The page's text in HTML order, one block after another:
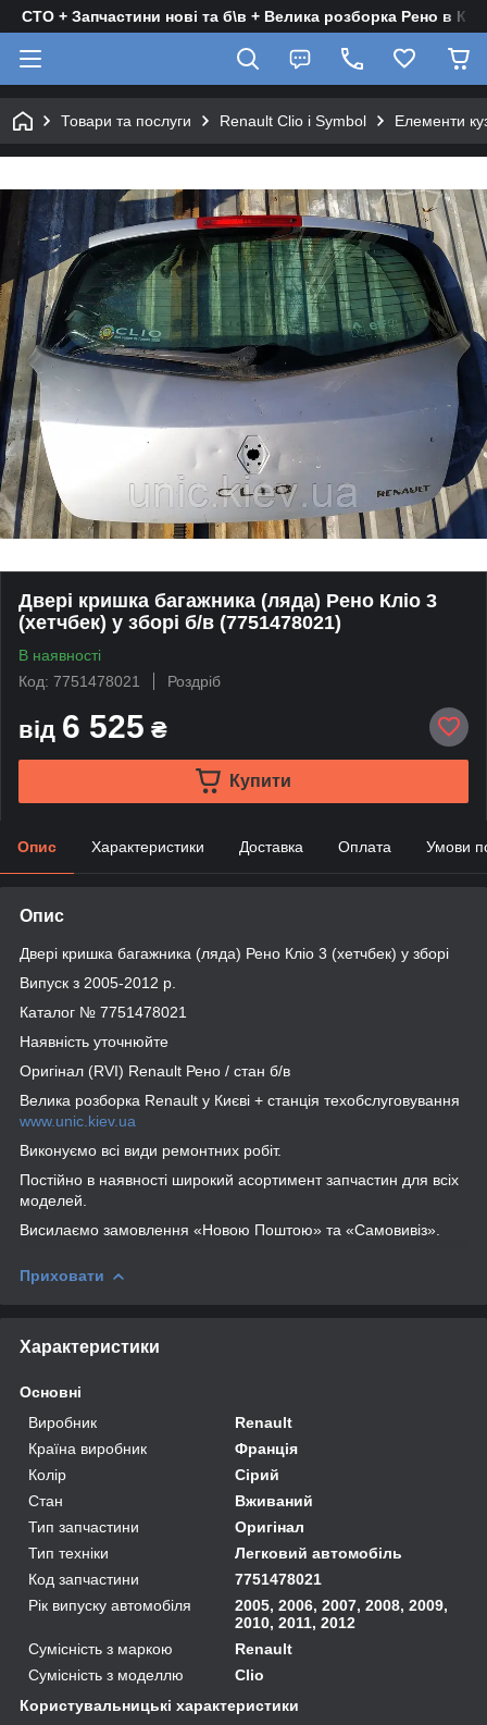
СТО + Запчастини нові та б\в + Велика розборка Рено в
Товари та послуги Renault Clio і Symbol Елементи
Двері кришка багажника (ляда) Рено Кліо 3
(хетчбек) у зборі б/в (7751478021)
В наявності
Код: 7751478021
Роздріб
від 6 525 ₴
Купити
Опис Характеристики Доставка Оплата Умови
Опис
Двері кришка багажника (ляда) Рено Кліо 3 (хетчбек) у зборі
Випуск з 2005-2012 р.
Каталог № 7751478021
Наявність уточнюйте
Оригінал (RVI) Renault Рено / стан б/в
Велика розборка Renault у Києві + станція техобслуговування
www.unic.kiev.ua
Виконуємо всі види ремонтних робіт.
Постійно в наявності широкий асортимент запчастин для всіх
моделей.
Висилаємо замовлення «Новою Поштою» та «Самовивіз».
Приховати
Характеристики
Основні
Виробник
Renault
Країна виробник
Франція
Колір
Сірий
Стан
Вживаний
Тип запчастини
Оригінал
Тип техніки
Легковий автомобіль
Код запчастини
7751478021
Рік випуску автомобіля
2005, 2006, 2007, 2008, 2009,
2010, 2011, 2012
Сумісність з маркою
Renault
Сумісність з моделлю
Clio
Користувальницькі характеристики